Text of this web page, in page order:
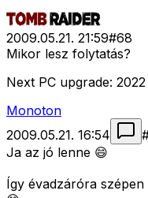
2009.05.21. 21:59#68
Mikor lesz folytatás?
Next PC upgrade: 2022
Monoton
2009.05.21. 16:54
Ja az jó lenne 😄
Így évadzáróra